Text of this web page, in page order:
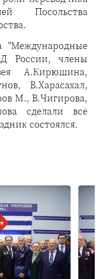
Посольства
"Международные
России, члены
А.Кирюшина,
В.Харасахал,
М., В.Чигирова,
сделали всё
состоялся.